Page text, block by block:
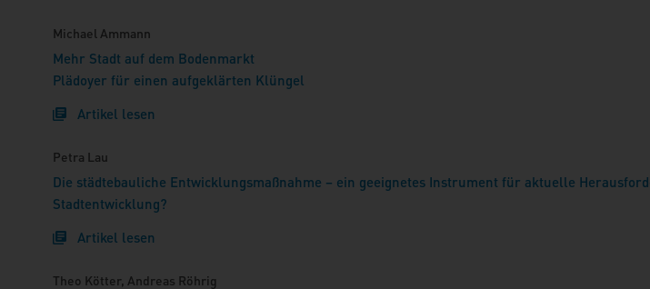
Michael Ammann
Mehr Stadt auf dem Bodenmarkt
Plädoyer für einen aufgeklärten Klüngel
Artikel lesen
Petra Lau
Die städtebauliche Entwicklungsmaßnahme – ein geeignetes Instrument für aktuelle
Stadtentwicklung?
Artikel lesen
Theo Kötter, Andreas Röhrig